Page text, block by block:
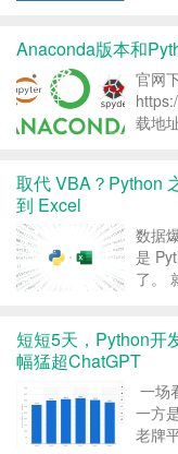
项目
杂...
Anaconda版本和
官网
载地
取代 VBA？Python
到 Excel
数据
是
了。
科学
短短5天，Python开
幅猛超ChatGPT
一场
一方
老牌